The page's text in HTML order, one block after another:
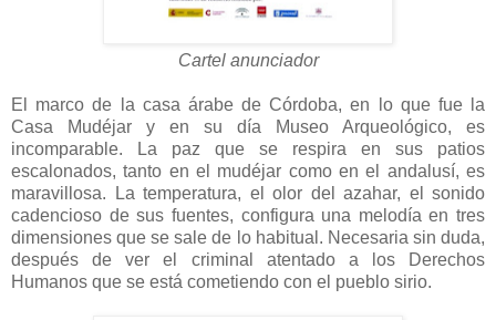
Cartel anunciador
El marco de la casa árabe de Córdoba, en lo que fue la
Casa Mudéjar y en su día Museo Arqueológico, es
incomparable. La paz que se respira en sus patios
escalonados, tanto en el mudéjar como en el andalusí, es
maravillosa. La temperatura, el olor del azahar, el sonido
cadencioso de sus fuentes, configura una melodía en tres
dimensiones que se sale de lo habitual. Necesaria sin duda,
después de ver el criminal atentado a los Derechos
Humanos que se está cometiendo con el pueblo sirio.